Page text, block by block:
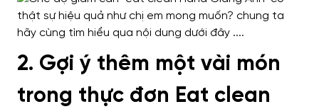
2. Gợi ý thêm một vài món
trong thực đơn Eat clean